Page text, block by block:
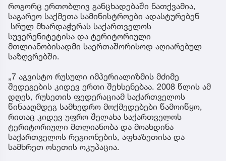
როგორც ერთობლივ განცხადებაში ნათქვამია,
საგარეო საქმეთა სამინისტროები ადასტურებენ
სრულ მხარდაჭერას საქართველოს
სუვერენიტეტისა და ტერიტორიული
მთლიანობისადმი საერთაშორისოდ აღიარებულ
საზღვრებში.
„7 აგვისტო რუსული იმპერიალიზმის მძიმე
შედეგების კიდევ ერთი შეხსენებაა. 2008 წლის ამ
დღეს, რუსეთის ფედერაციამ საქართველოს
წინააღმდეგ სამხედრო მოქმედებები წამოიწყო,
რითაც კიდევ უფრო შელახა საქართველოს
ტერიტორიული მთლიანობა და მოახდინა
საქართველოს რეგიონების, აფხაზეთისა და
სამხრეთ ოსეთის ოკუპაცია.